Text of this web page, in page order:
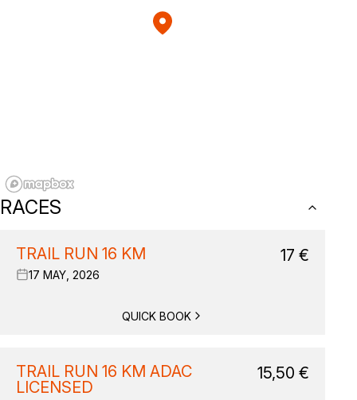
RACES
TRAIL RUN 16 KM
17 MAY, 2026
17 €
QUICK BOOK
TRAIL RUN 16 KM ADAC
LICENSED
15,50 €